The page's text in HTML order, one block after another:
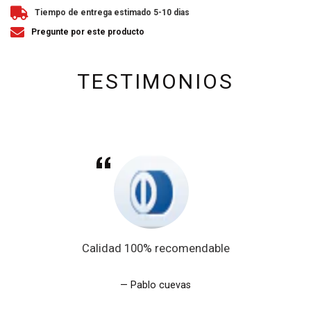
Tiempo de entrega estimado 5-10 dias
Pregunte por este producto
TESTIMONIOS
Calidad 100% recomendable
Pablo cuevas